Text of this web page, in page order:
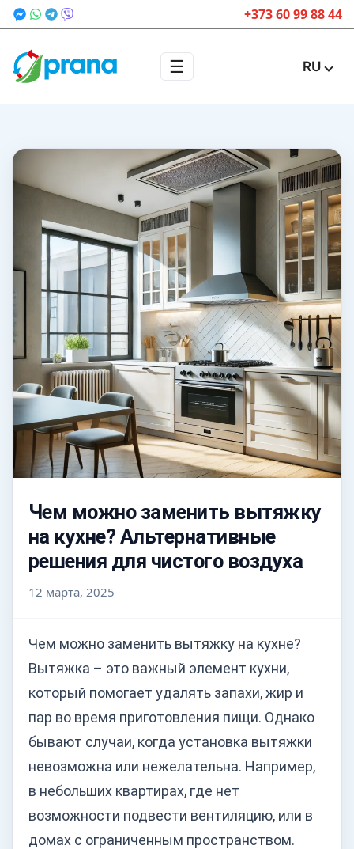
+373 60 99 88 44
☰ RU
Чем можно заменить вытяжку
на кухне? Альтернативные
решения для чистого воздуха
12 марта, 2025
Чем можно заменить вытяжку на кухне?
Вытяжка – это важный элемент кухни,
который помогает удалять запахи, жир и
пар во время приготовления пищи. Однако
бывают случаи, когда установка вытяжки
невозможна или нежелательна. Например,
в небольших квартирах, где нет
возможности подвести вентиляцию, или в
домах с ограниченным пространством.